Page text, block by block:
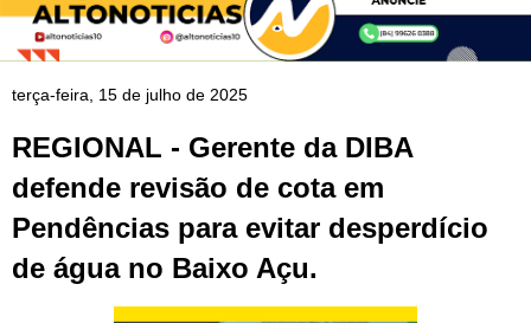
terça-feira, 15 de julho de 2025
REGIONAL - Gerente da DIBA
defende revisão de cota em
Pendências para evitar desperdício
de água no Baixo Açu.